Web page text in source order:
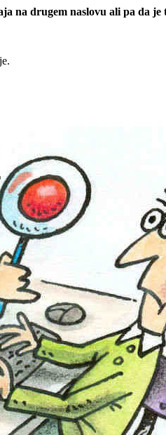
na drugem naslovu ali pa da je